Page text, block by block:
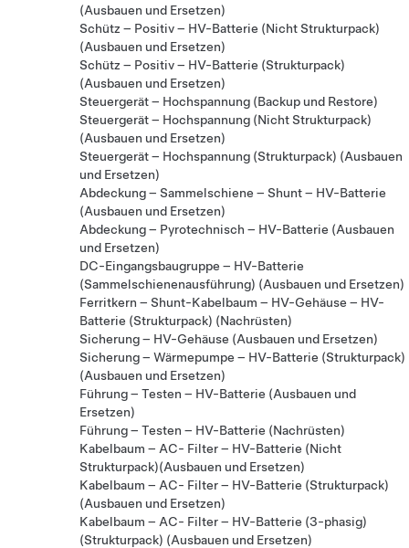
(Ausbauen und Ersetzen)
Schütz – Positiv – HV-Batterie (Nicht Strukturpack)
(Ausbauen und Ersetzen)
Schütz – Positiv – HV-Batterie (Strukturpack)
(Ausbauen und Ersetzen)
Steuergerät – Hochspannung (Backup und Restore)
Steuergerät – Hochspannung (Nicht Strukturpack)
(Ausbauen und Ersetzen)
Steuergerät – Hochspannung (Strukturpack) (Ausbauen
und Ersetzen)
Abdeckung – Sammelschiene – Shunt – HV-Batterie
(Ausbauen und Ersetzen)
Abdeckung – Pyrotechnisch – HV-Batterie (Ausbauen
und Ersetzen)
DC-Eingangsbaugruppe – HV-Batterie
(Sammelschienenausführung) (Ausbauen und Ersetzen)
Ferritkern – Shunt-Kabelbaum – HV-Gehäuse – HV-
Batterie (Strukturpack) (Nachrüsten)
Sicherung – HV-Gehäuse (Ausbauen und Ersetzen)
Sicherung – Wärmepumpe – HV-Batterie (Strukturpack)
(Ausbauen und Ersetzen)
Führung – Testen – HV-Batterie (Ausbauen und
Ersetzen)
Führung – Testen – HV-Batterie (Nachrüsten)
Kabelbaum – AC- Filter – HV-Batterie (Nicht
Strukturpack)(Ausbauen und Ersetzen)
Kabelbaum – AC- Filter – HV-Batterie (Strukturpack)
(Ausbauen und Ersetzen)
Kabelbaum – AC- Filter – HV-Batterie (3-phasig)
(Strukturpack) (Ausbauen und Ersetzen)